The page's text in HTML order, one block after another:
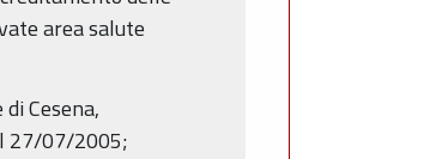
area salute
Cesena,
27/07/2005;